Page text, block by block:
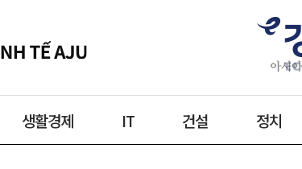
생활경제 IT 건설 정치